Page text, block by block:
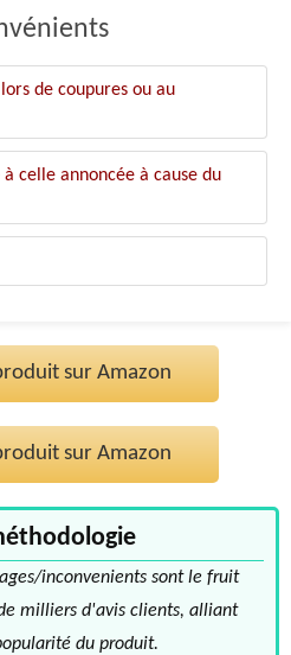
de coupures ou au
celle annoncée à cause du
sur Amazon
sur Amazon
inconvenients sont le fruit
milliers d'avis clients, alliant
du produit.